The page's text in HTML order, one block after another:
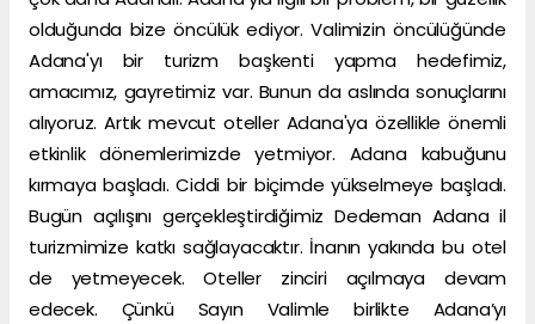
olduğunda bize öncülük ediyor. Valimizin öncülüğünde
Adana'yı bir turizm başkenti yapma hedefimiz,
amacımız, gayretimiz var. Bunun da aslında sonuçlarını
alıyoruz. Artık mevcut oteller Adana'ya özellikle önemli
etkinlik dönemlerimizde yetmiyor. Adana kabuğunu
kırmaya başladı. Ciddi bir biçimde yükselmeye başladı.
Bugün açılışını gerçekleştirdiğimiz Dedeman Adana il
turizmimize katkı sağlayacaktır. İnanın yakında bu otel
de yetmeyecek. Oteller zinciri açılmaya devam
edecek. Çünkü Sayın Valimle birlikte Adana’yı